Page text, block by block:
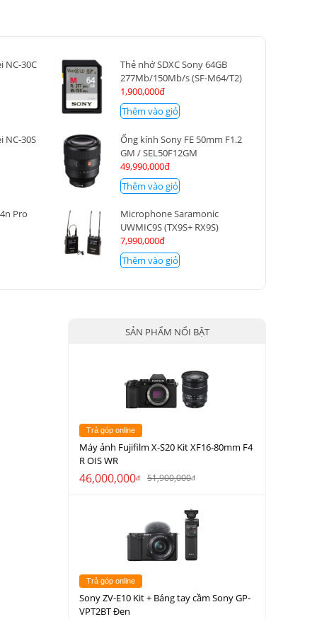
NC-30C
Thẻ nhớ SDXC Sony 64GB
277Mb/150Mb/s (SF-M64/T2)
1,900,000đ
Thêm vào giỏ
NC-30S
Ống kính Sony FE 50mm F1.2
GM / SEL50F12GM
49,990,000đ
Thêm vào giỏ
Pro
Microphone Saramonic
UWMIC9S (TX9S+ RX9S)
7,990,000đ
Thêm vào giỏ
SẢN PHẨM NỔI BẬT
Trả góp online
Máy ảnh Fujifilm X-S20 Kit XF16-80mm F4
R OIS WR
46,000,000đ 51,900,000đ
Trả góp online
Sony ZV-E10 Kit + Báng tay cầm Sony GP-
VPT2BT Đen